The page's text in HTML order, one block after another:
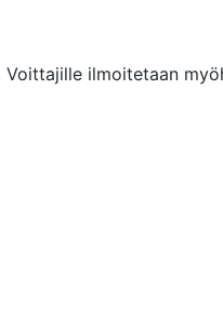
ilmoitetaan